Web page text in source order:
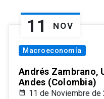
11 NOV
Macroeconomía
Andrés Zambrano,
Andes (Colombia)
11 de Noviembre de